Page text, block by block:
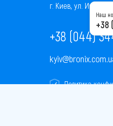
г. Киев, ул.
+38 (044)
Политика
Наш
+38